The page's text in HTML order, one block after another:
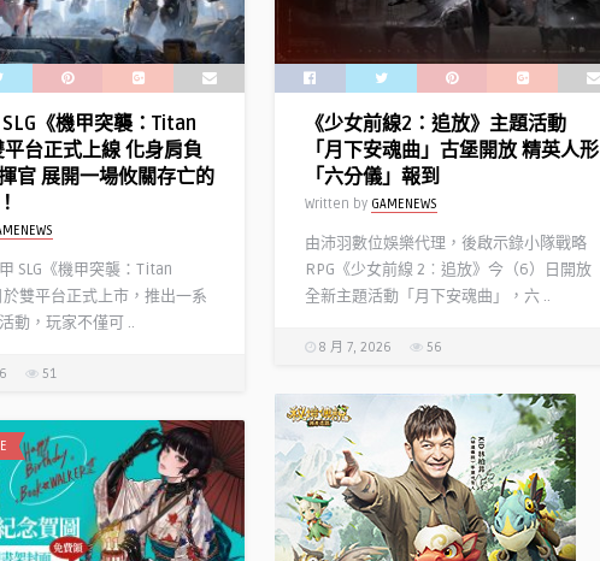
精
選
獎
作
享
10
從
者
空
埃
列
底
九
週
年
慶
《機甲突襲：Titan
台正式上線 化身肩負
官 展開一場攸關存亡的
SLG《機甲突襲：Titan
雙平台正式上市，推出一系
動，玩家不僅可 ..
51
《少女前線2：追放》主題活動
「月下安魂曲」古堡開放 精英人形
「六分儀」報到
Written by GAMENEWS
由沛羽數位娛樂代理，後啟示錄小隊戰略
RPG《少女前線 2︰追放》今（6）日開放
全新主題活動「月下安魂曲」，六 ..
8 月 7, 2026 56